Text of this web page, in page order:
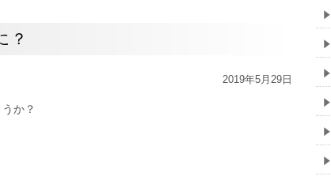
？
2019年5月29日
か？